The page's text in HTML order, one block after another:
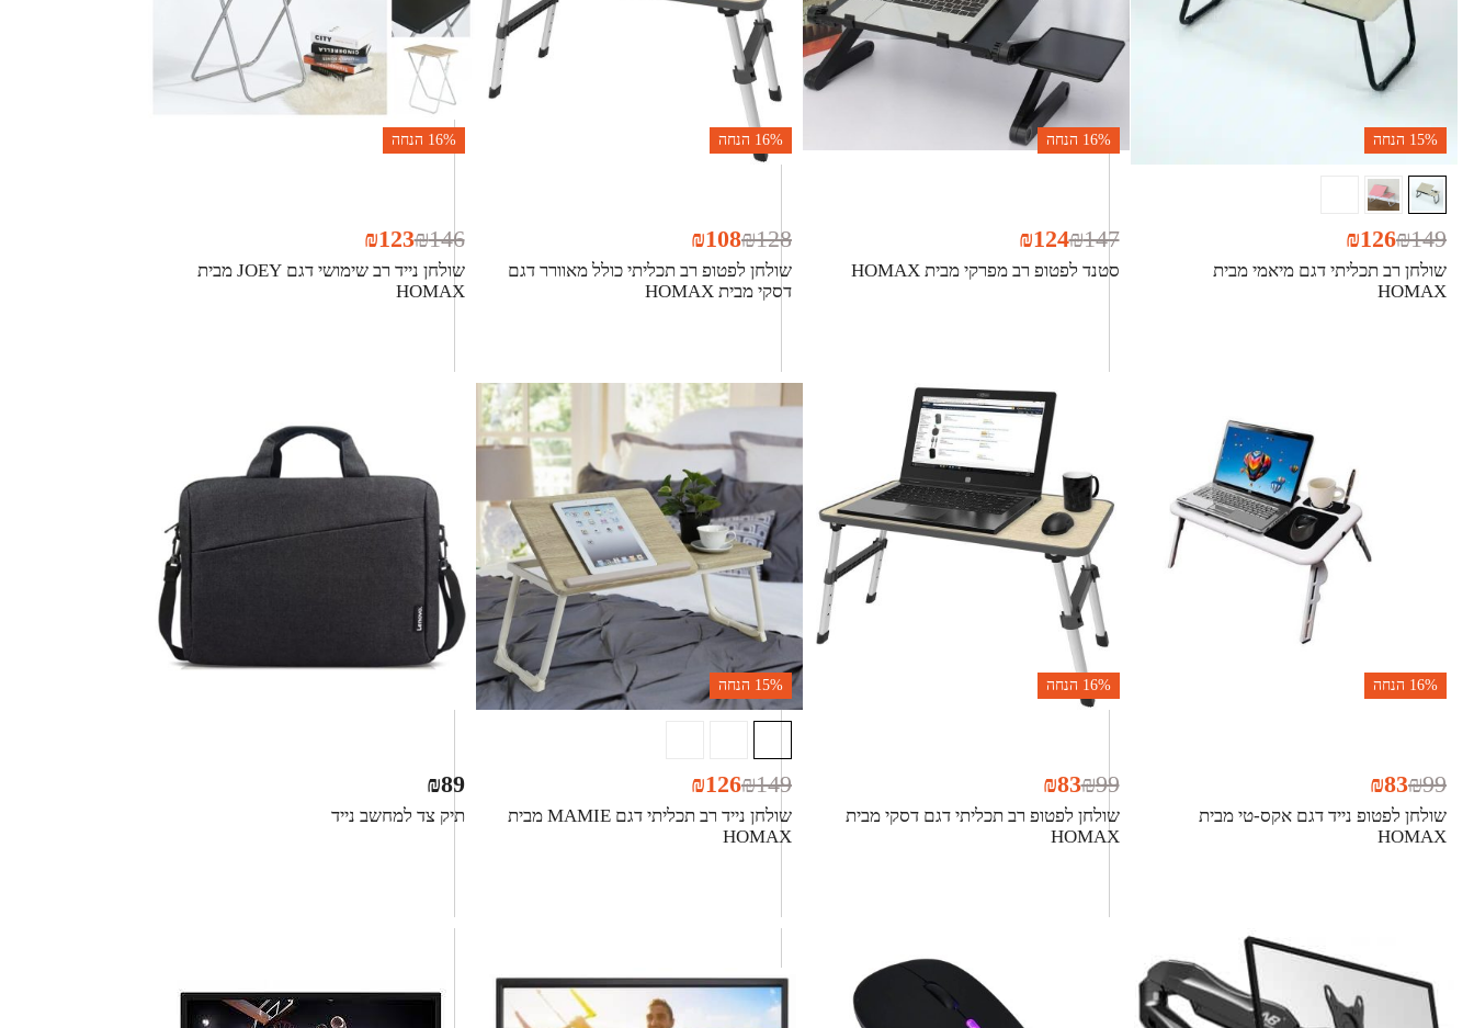
15% הנחה
שולחן רב תכליתי דגם מיאמי מבית
HOMAX
₪149
₪126
16% הנחה
סטנד לפטופ רב מפרקי מבית HOMAX
₪147
₪124
16% הנחה
שולחן לפטופ רב תכליתי כולל מאוורר דגם
דסקי מבית HOMAX
₪128
₪108
16% הנחה
שולחן נייד רב שימושי דגם JOEY מבית
HOMAX
₪146
₪123
16% הנחה
שולחן לפטופ נייד דגם אקס-טי מבית
HOMAX
₪99
₪83
16% הנחה
שולחן לפטופ רב תכליתי דגם דסקי מבית
HOMAX
₪99
₪83
15% הנחה
שולחן נייד רב תכליתי דגם MAMIE מבית
HOMAX
₪149
₪126
תיק צד למחשב נייד
₪89